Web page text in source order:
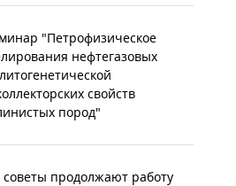
"Петрофизическое
нефтегазовых
свойств
пород"
продолжают работу